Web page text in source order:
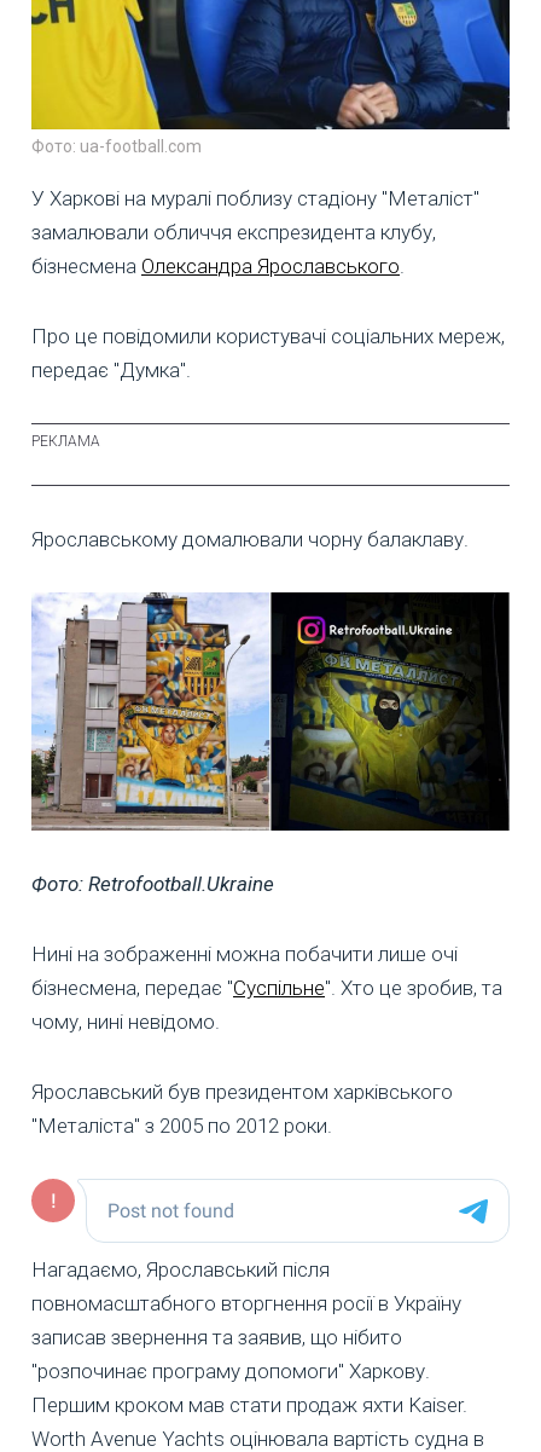
Фото: ua-football.com
У Харкові на муралі поблизу стадіону "Металіст"
замалювали обличчя експрезидента клубу,
бізнесмена Олександра Ярославського.
Про це повідомили користувачі соціальних мереж,
передає "Думка".
Ярославському домалювали чорну балаклаву.
Фото: Retrofootball.Ukraine
Нині на зображенні можна побачити лише очі
бізнесмена, передає "Суспільне". Хто це зробив, та
чому, нині невідомо.
Ярославський був президентом харківського
"Металіста" з 2005 по 2012 роки.
Нагадаємо, Ярославський після
повномасштабного вторгнення росії в Україну
записав звернення та заявив, що нібито
"розпочинає програму допомоги" Харкову.
Першим кроком мав стати продаж яхти Kaiser.
Worth Avenue Yachts оцінювала вартість судна в